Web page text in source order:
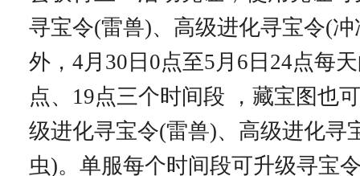
寻宝令(雷兽)、高级进化寻宝令(
外，4月30日0点至5月6日24点每
点、19点三个时间段 ，藏宝图也
级进化寻宝令(雷兽)、高级进化寻
虫)。单服每个时间段可升级寻宝